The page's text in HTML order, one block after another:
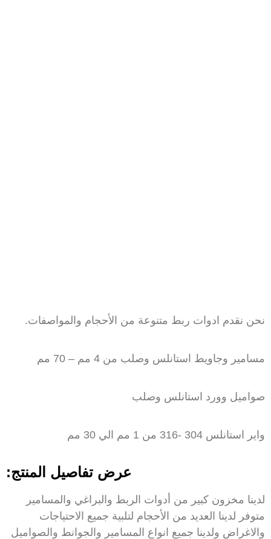
نحن نقدم ادوات ربط متنوعة من الأحجام والمواصفات.
مسامير وجاويط استانلس وصلب من 4 مم – 70 مم
صواميل وورد استانلس وصلب
واير استانلس 304 -316 من 1 مم الي 30 مم
عرض تفاصيل المنتج:
لدينا مخزون كبير من أدوات الربط والبراغي والمسامير
متوفر لدينا العديد من الأحجام لتلبية جميع الاحتياجات
والاغراض ولدينا جميع انواع المسامير والجوانط والصواميل